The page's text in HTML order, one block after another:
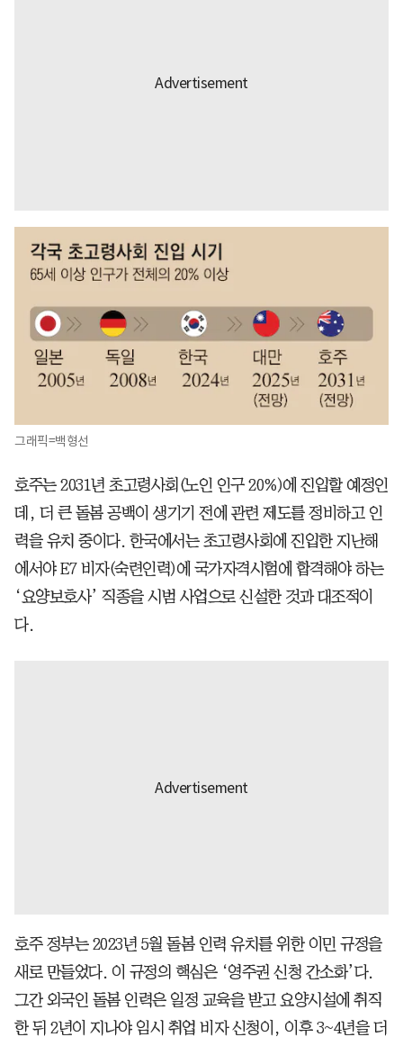
그래픽=백형선
호주는 2031년 초고령사회(노인 인구 20%)에 진입할 예정인
데, 더 큰 돌봄 공백이 생기기 전에 관련 제도를 정비하고 인
력을 유치 중이다. 한국에서는 초고령사회에 진입한 지난해
에서야 E7 비자(숙련인력)에 국가자격시험에 합격해야 하는
‘요양보호사’ 직종을 시범 사업으로 신설한 것과 대조적이
다.
호주 정부는 2023년 5월 돌봄 인력 유치를 위한 이민 규정을
새로 만들었다. 이 규정의 핵심은 ‘영주권 신청 간소화’다.
그간 외국인 돌봄 인력은 일정 교육을 받고 요양시설에 취직
한 뒤 2년이 지나야 임시 취업 비자 신청이, 이후 3~4년을 더